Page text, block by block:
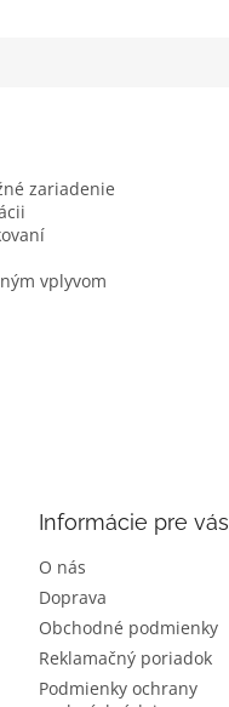
zariadenie
vplyvom
Informácie pre vás
O nás
Doprava
Obchodné podmienky
Reklamačný poriadok
Podmienky ochrany